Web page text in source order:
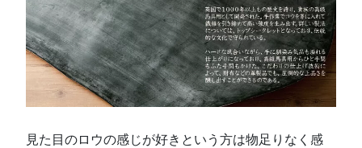
見た目のロウの感じが好きという方は物足りなく感